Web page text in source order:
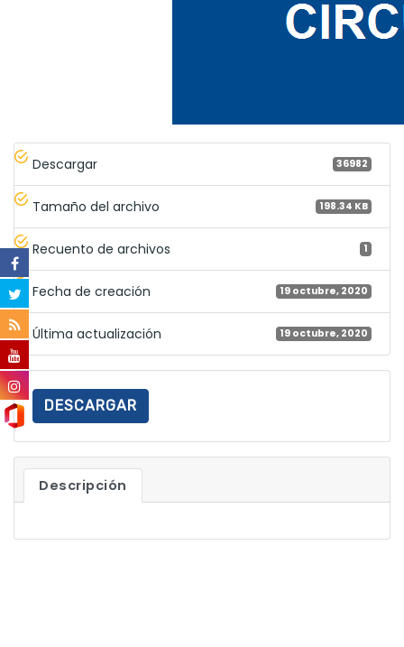
Descargar 36982
Tamaño del archivo 198.34 KB
Recuento de archivos 1
Fecha de creación 19 octubre, 2020
Última actualización 19 octubre, 2020
DESCARGAR
Descripción